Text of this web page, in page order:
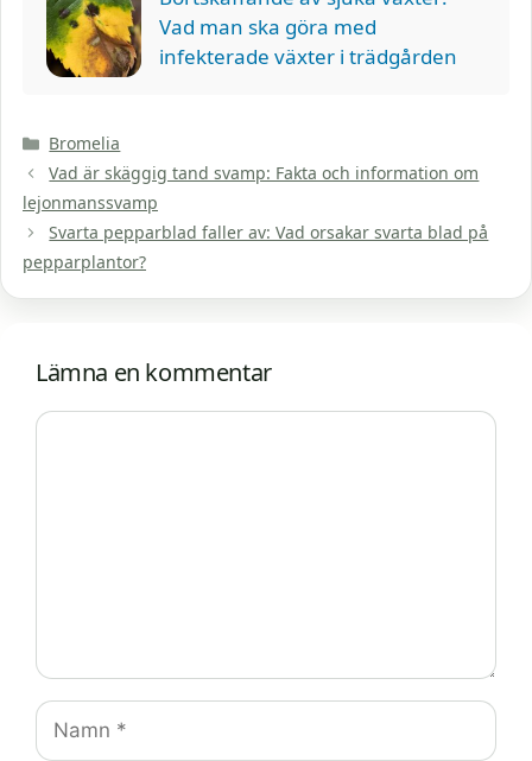
Vad man ska göra med
infekterade växter i trädgården
Kategorier
Bromelia
Vad är skäggig tand svamp: Fakta och information om
lejonmanssvamp
Svarta pepparblad faller av: Vad orsakar svarta blad på
pepparplantor?
Lämna en kommentar
Kommentar
Namn